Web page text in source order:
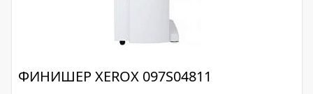
ФИНИШЕР XEROX 097S04811